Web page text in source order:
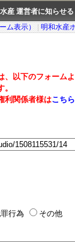
産 運営者に知らせる
ム表示）
明和水産
、以下のフォーム
利関係者様はこちら
行為 その他